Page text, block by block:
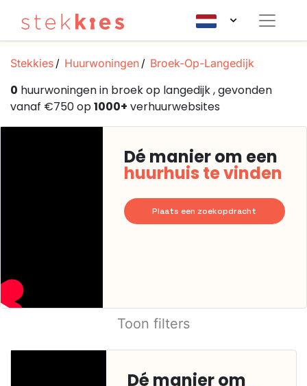
Stekkies Huurwoningen Broek-Op-Langedijk
0 huurwoningen in broek op langedijk , gevonden
vanaf €750 op1000+ verhuurwebsites
Dé manier om een
huurhuis te vinden
Plaats een zoekopdracht
Toon filters
Dé manier om